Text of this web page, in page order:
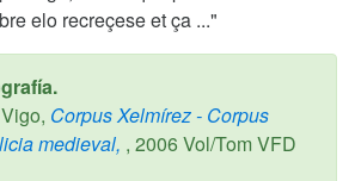
elo recreçese et ça ..."
Corpus Xelmírez - Corpus
medieval, , 2006Vol/Tom VFD